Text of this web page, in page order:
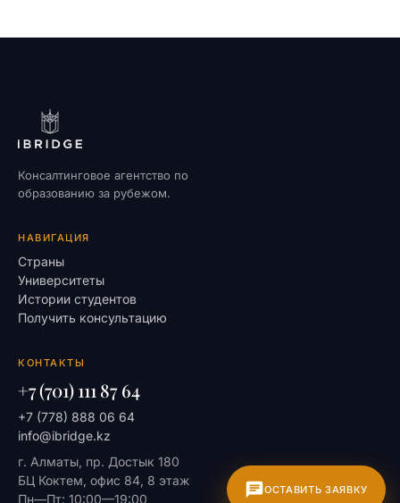
Консалтинговое агентство по
образованию за рубежом.
НАВИГАЦИЯ
Страны
Университеты
Истории студентов
Получить консультацию
КОНТАКТЫ
+7 (701) 111 87 64
+7 (778) 888 06 64
info@ibridge.kz
г. Алматы, пр. Достык 180
БЦ Коктем, офис 84, 8 этаж
Пн—Пт: 10:00—19:00
ОСТАВИТЬ ЗАЯВКУ